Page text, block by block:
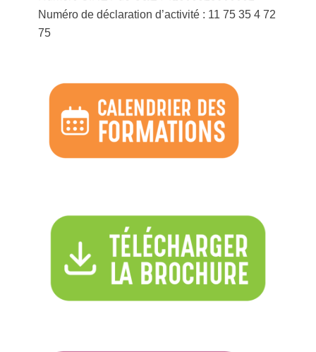
Numéro de déclaration d’activité : 11 75 35 4 72
75